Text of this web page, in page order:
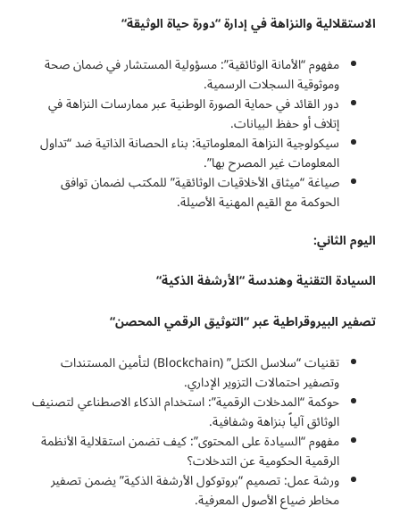
الاستقلالية والنزاهة في إدارة “دورة حياة الوثيقة“
مفهوم “الأمانة الوثائقية”: مسؤولية المستشار في ضمان صحة
وموثوقية السجلات الرسمية.
دور القائد في حماية الصورة الوطنية عبر ممارسات النزاهة في
إتلاف أو حفظ البيانات.
سيكولوجية النزاهة المعلوماتية: بناء الحصانة الذاتية ضد “تداول
المعلومات غير المصرح بها”.
صياغة “ميثاق الأخلاقيات الوثائقية” للمكتب لضمان توافق
الحوكمة مع القيم المهنية الأصيلة.
اليوم الثاني:
السيادة التقنية وهندسة “الأرشفة الذكية“
تصفير البيروقراطية عبر “التوثيق الرقمي المحصن“
تقنيات “سلاسل الكتل” (Blockchain) لتأمين المستندات
وتصفير احتمالات التزوير الإداري.
حوكمة “المدخلات الرقمية”: استخدام الذكاء الاصطناعي لتصنيف
الوثائق آلياً بنزاهة وشفافية.
مفهوم “السيادة على المحتوى”: كيف تضمن استقلالية الأنظمة
الرقمية الحكومية عن التدخلات؟
ورشة عمل: تصميم “بروتوكول الأرشفة الذكية” يضمن تصفير
مخاطر ضياع الأصول المعرفية.